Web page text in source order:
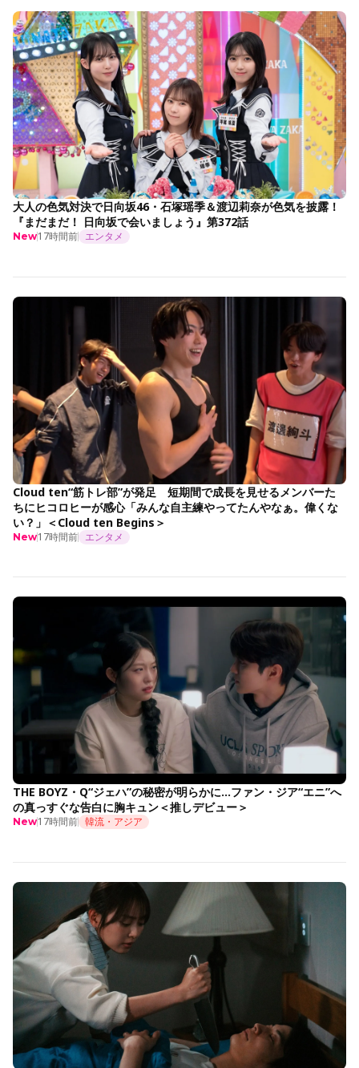
大人の色気対決で日向坂46・石塚瑶季＆渡辺莉奈が色気を披露！
『まだまだ！ 日向坂で会いましょう』第372話
New17時間前 エンタメ
Cloud ten“筋トレ部”が発足 短期間で成長を見せるメンバーた
ちにヒコロヒーが感心「みんな自主練やってたんやなぁ。偉くな
い？」＜Cloud ten Begins＞
New17時間前 エンタメ
THE BOYZ・Q“ジェハ”の秘密が明らかに…ファン・ジア“エニ”へ
の真っすぐな告白に胸キュン＜推しデビュー＞
New17時間前 韓流・アジア